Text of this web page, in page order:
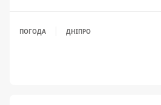
ПОГОДА ДНІПРО